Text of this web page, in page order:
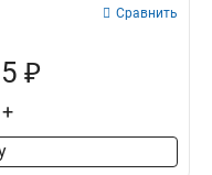
Сравнить
₽
+